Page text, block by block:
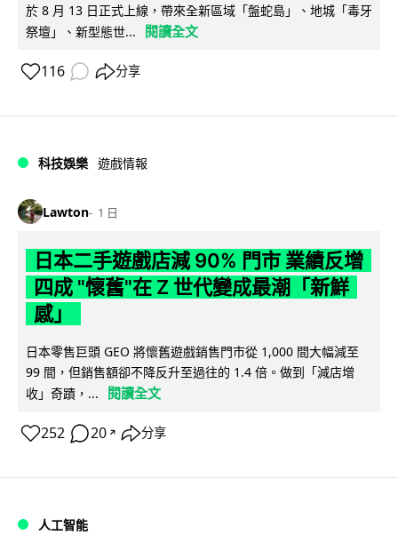
於 8 月 13 日正式上線，帶來全新區域「盤蛇島」、地城「毒牙
祭壇」、新型態世...
閱讀全文
116 分享
科技娛樂 遊戲情報
Lawton 1 日
日本二手遊戲店減 90% 門市 業績反增
四成 "懷舊"在 Z 世代變成最潮「新鮮
感」
日本零售巨頭 GEO 將懷舊遊戲銷售門市從 1,000 間大幅減至
99 間，但銷售額卻不降反升至過往的 1.4 倍。做到「減店增
收」奇蹟，...
閱讀全文
252 20 ↗ 分享
人工智能